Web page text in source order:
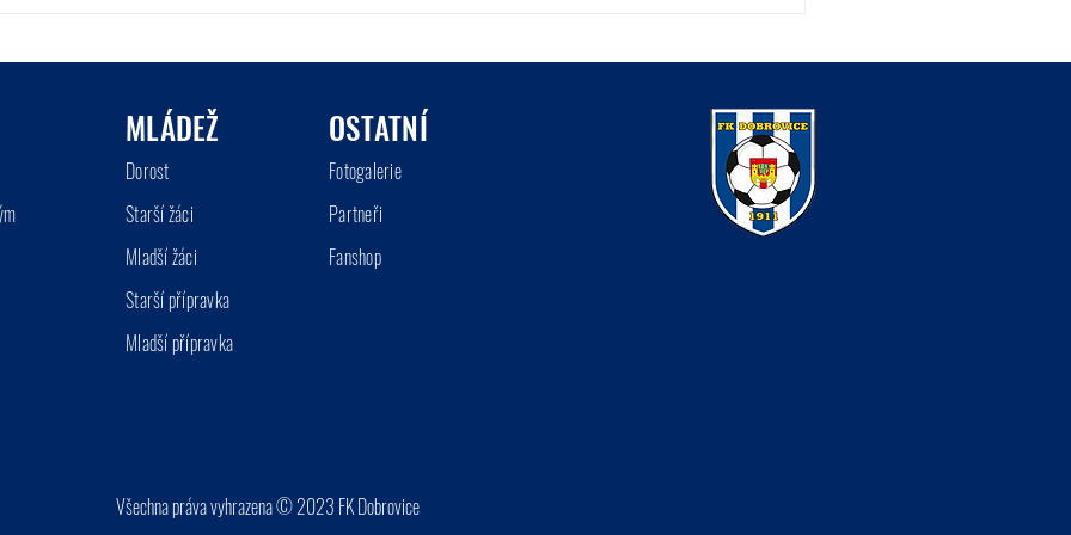
MLÁDEŽ
Dorost
Starší žáci
Mladší žáci
Starší přípravka
Mladší přípravka
OSTATNÍ
Fotogalerie
Partneři
Fanshop
Všechna práva vyhrazena © 2023 FK Dobrovice